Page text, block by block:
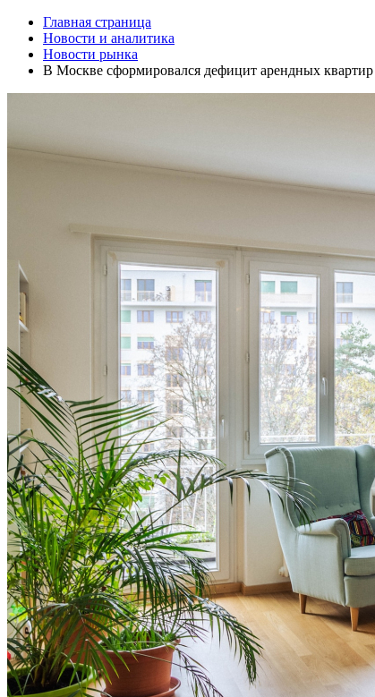
Главная страница
Новости и аналитика
Новости рынка
В Москве сформировался дефицит арендных